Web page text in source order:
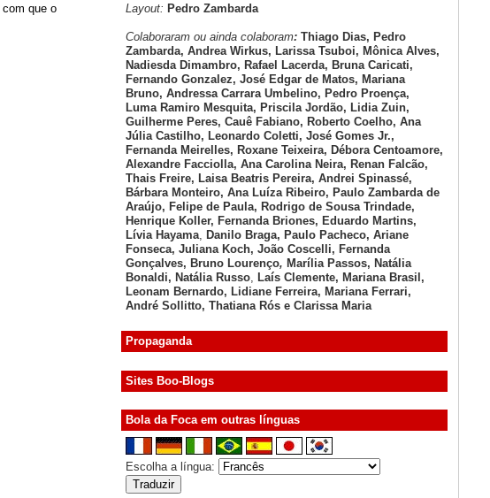
que o
Layout: Pedro Zambarda
Colaboraram ou ainda colaboram: Thiago Dias, Pedro
Zambarda, Andrea Wirkus, Larissa Tsuboi, Mônica Alves,
Nadiesda Dimambro, Rafael Lacerda, Bruna Caricati,
Fernando Gonzalez, José Edgar de Matos, Mariana
Bruno, Andressa Carrara Umbelino, Pedro Proença,
Luma Ramiro Mesquita, Priscila Jordão, Lidia Zuin,
Guilherme Peres, Cauê Fabiano, Roberto Coelho, Ana
Júlia Castilho, Leonardo Coletti, José Gomes Jr.,
Fernanda Meirelles, Roxane Teixeira, Débora Centoamore,
Alexandre Facciolla, Ana Carolina Neira, Renan Falcão,
Thais Freire, Laisa Beatris Pereira, Andrei Spinassé,
Bárbara Monteiro, Ana Luíza Ribeiro, Paulo Zambarda de
Araújo, Felipe de Paula, Rodrigo de Sousa Trindade,
Henrique Koller, Fernanda Briones, Eduardo Martins,
Lívia Hayama, Danilo Braga, Paulo Pacheco, Ariane
Fonseca, Juliana Koch, João Coscelli, Fernanda
Gonçalves, Bruno Lourenço, Marília Passos, Natália
Bonaldi, Natália Russo, Laís Clemente, Mariana Brasil,
Leonam Bernardo, Lidiane Ferreira, Mariana Ferrari,
André Sollitto, Thatiana Rós e Clarissa Maria
Propaganda
Sites Boo-Blogs
Bola da Foca em outras línguas
Escolha a língua: